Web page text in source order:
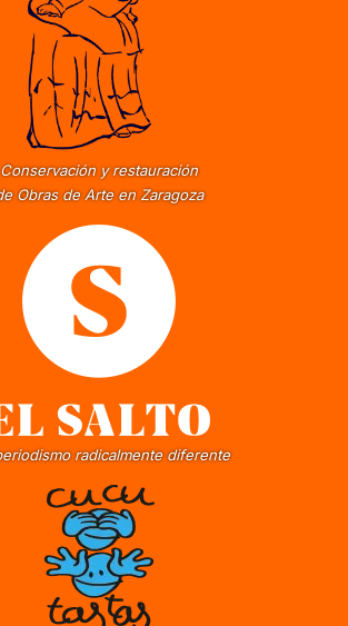
Conservación y restauración
Obras de Arte en Zaragoza
radicalmente diferente